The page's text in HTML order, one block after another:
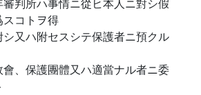
コトヲ得
又ハ附セスシテ保護者ニ預クル
、保護團體又ハ適當ナル者ニ委